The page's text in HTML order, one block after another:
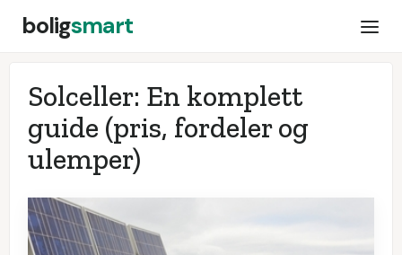
boligsmart
Solceller: En komplett
guide (pris, fordeler og
ulemper)